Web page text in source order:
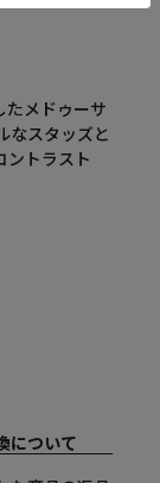
たメドゥーサ
なスタッズと
ントラスト
について